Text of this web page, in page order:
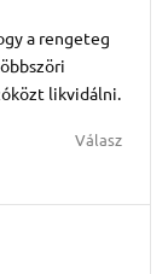
a rengeteg
likvidálni.
Válasz